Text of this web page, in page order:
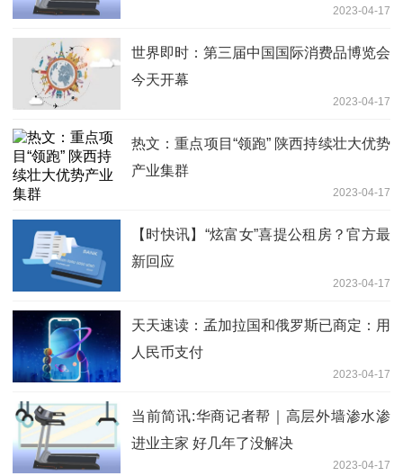
2023-04-17
世界即时：第三届中国国际消费品博览会
今天开幕
2023-04-17
热文：重点项目“领跑” 陕西持续壮大优势
产业集群
2023-04-17
【时快讯】“炫富女”喜提公租房？官方最
新回应
2023-04-17
天天速读：孟加拉国和俄罗斯已商定：用
人民币支付
2023-04-17
当前简讯:华商记者帮｜高层外墙渗水渗
进业主家 好几年了没解决
2023-04-17